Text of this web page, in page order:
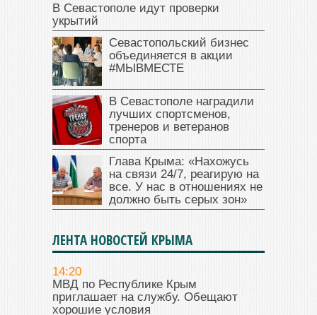
В Севастополе идут проверки
укрытий
Севастопольский бизнес
объединяется в акции
#МЫВМЕСТЕ
В Севастополе наградили
лучших спортсменов,
тренеров и ветеранов
спорта
Глава Крыма: «Нахожусь
на связи 24/7, реагирую на
все. У нас в отношениях не
должно быть серых зон»
ЛЕНТА НОВОСТЕЙ КРЫМА
14:20
МВД по Республике Крым
приглашает на службу. Обещают
хорошие условия